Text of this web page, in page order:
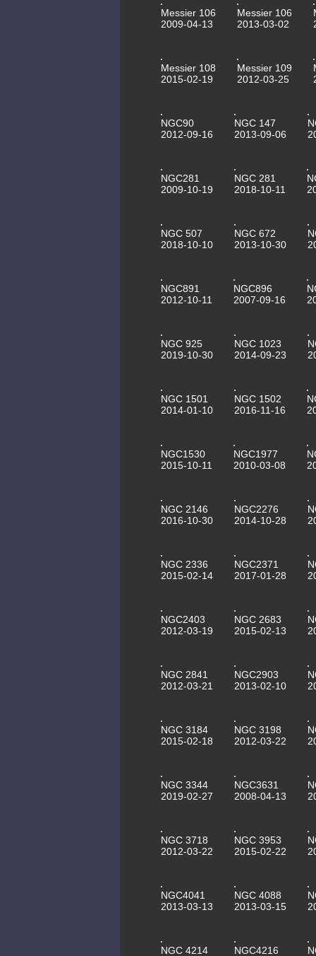
Messier 106
2009-04-13
Messier 106
2013-03-02
Messier 108
2015-02-19
Messier 109
2012-03-25
NGC90
2012-09-16
NGC 147
2013-09-06
NGC281
2009-10-19
NGC 281
2018-10-11
NGC 507
2018-10-10
NGC 672
2013-10-30
NGC891
2012-10-11
NGC896
2007-09-16
NGC 925
2019-10-30
NGC 1023
2014-09-23
NGC 1501
2014-01-10
NGC 1502
2016-11-16
NGC1530
2015-10-11
NGC1977
2010-03-08
NGC 2146
2016-10-30
NGC2276
2014-10-28
NGC 2336
2015-02-14
NGC2371
2017-01-28
NGC2403
2012-03-19
NGC 2683
2015-02-13
NGC 2841
2012-03-21
NGC2903
2013-02-10
NGC 3184
2015-02-18
NGC 3198
2012-03-22
NGC 3344
2019-02-27
NGC3631
2008-04-13
NGC 3718
2012-03-22
NGC 3953
2015-02-22
NGC4041
2013-03-13
NGC 4088
2013-03-15
NGC 4214 NGC4216